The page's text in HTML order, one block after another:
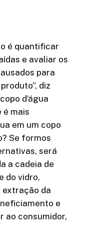
é quantificar
e avaliar os
para
diz
d’água
é mais
em um copo
Se formos
será
a cadeia de
do vidro,
extração da
e
ao consumidor,